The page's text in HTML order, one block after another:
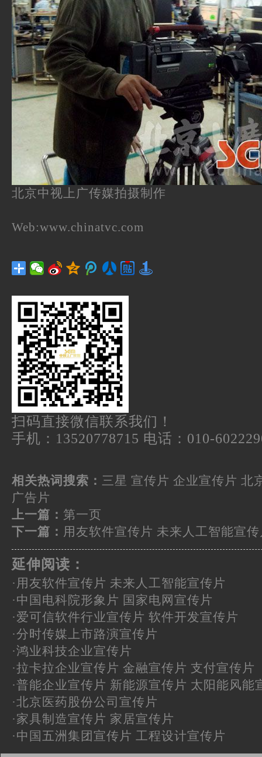
北京中视上广传媒拍摄制作
Web:www.chinatvc.com
扫码直接微信联系我们！
手机：13520778715 电话：010-
相关热词搜索： 三星 宣传片 企业宣传片 北
广告片
上一篇： 第一页
下一篇： 用友软件宣传片 未来人工智能宣
延伸阅读：
· 用友软件宣传片 未来人工智能宣传片
·中国电科院形象片 国家电网宣传片
·爱可信软件行业宣传片 软件开发宣传片
·分时传媒上市路演宣传片
·鸿业科技企业宣传片
·拉卡拉企业宣传片 金融宣传片 支付宣传片
·普能企业宣传片 新能源宣传片 太阳能风能
·北京医药股份公司宣传片
·家具制造宣传片 家居宣传片
·中国五洲集团宣传片 工程设计宣传片